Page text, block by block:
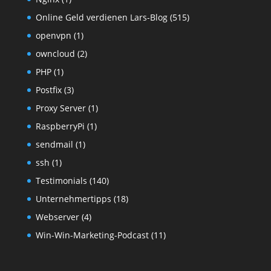
Online Geld verdienen Lars-Blog(515)
openvpn (1)
owncloud (2)
PHP(1)
Postfix(3)
Proxy Server(1)
RaspberryPi (1)
sendmail (1)
ssh (1)
Testimonials (140)
Unternehmertipps (18)
Webserver(4)
Win-Win-Marketing-Podcast(11)